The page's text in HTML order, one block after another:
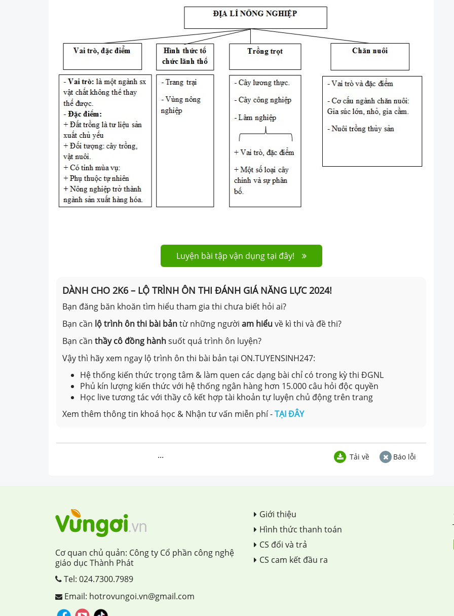
Luyện bài tập vận dụng tại đây!
DÀNH CHO 2K6 – LỘ TRÌNH ÔN THI ĐÁNH GIÁ NĂNG LỰC 2024!
Bạn đăng băn khoăn tìm hiểu tham gia thi chưa biết hỏi ai?
Bạn cần lộ trình ôn thi bài bảntừ những người am hiểuvề kì thi và đề thi?
Bạn cần thầy cô đồng hànhsuốt quá trình ôn luyện?
Vậy thì hãy xem ngay lộ trình ôn thi bài bản tại ON.TUYENSINH247:
Hệ thống kiến thức trọng tâm & làm quen các dạng bài chỉ có trong kỳ thi ĐGNL
Phủ kín lượng kiến thức với hệ thống ngân hàng hơn 15.000 câu hỏi độc quyền
Học live tương tác với thầy cô kết hợp tài khoản tự luyện chủ động trên trang
Xem thêm thông tin khoá học & Nhận tư vấn miễn phí -TẠI ĐÂY
... Tải về Báo lỗi
Cơ quan chủ quản: Công ty Cổ phần công nghệ
giáo dục Thành Phát
Tel: 024.7300.7989
Email: hotrovungoi.vn@gmail.com
Giới thiệu
Hình thức thanh toán
CS đổi và trả
CS cam kết đầu ra